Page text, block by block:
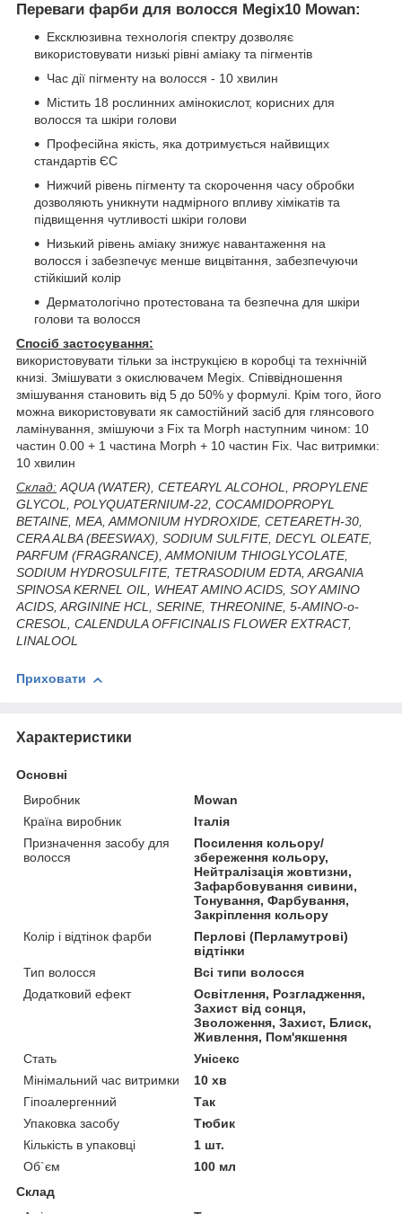
Переваги фарби для волосся Megix10 Mowan:
Ексклюзивна технологія спектру дозволяє
використовувати низькі рівні аміаку та пігментів
Час дії пігменту на волосся - 10 хвилин
Містить 18 рослинних амінокислот, корисних для
волосся та шкіри голови
Професійна якість, яка дотримується найвищих
стандартів ЄС
Нижчий рівень пігменту та скорочення часу обробки
дозволяють уникнути надмірного впливу хімікатів та
підвищення чутливості шкіри голови
Низький рівень аміаку знижує навантаження на
волосся і забезпечує менше вицвітання, забезпечуючи
стійкіший колір
Дерматологічно протестована та безпечна для шкіри
голови та волосся
Спосіб застосування:
використовувати тільки за інструкцією в коробці та технічній
книзі. Змішувати з окислювачем Megix. Співвідношення
змішування становить від 5 до 50% у формулі. Крім того, його
можна використовувати як самостійний засіб для глянсового
ламінування, змішуючи з Fix та Morph наступним чином: 10
частин 0.00 + 1 частина Morph + 10 частин Fix. Час витримки:
10 хвилин
Склад:AQUA (WATER), CETEARYL ALCOHOL, PROPYLENE
GLYCOL, POLYQUATERNIUM-22, COCAMIDOPROPYL
BETAINE, MEA, AMMONIUM HYDROXIDE, CETEARETH-30,
CERA ALBA (BEESWAX), SODIUM SULFITE, DECYL OLEATE,
PARFUM (FRAGRANCE), AMMONIUM THIOGLYCOLATE,
SODIUM HYDROSULFITE, TETRASODIUM EDTA, ARGANIA
SPINOSA KERNEL OIL, WHEAT AMINO ACIDS, SOY AMINO
ACIDS, ARGININE HCL, SERINE, THREONINE, 5-AMINO-o-
CRESOL, CALENDULA OFFICINALIS FLOWER EXTRACT,
LINALOOL
Приховати
Характеристики
Основні
Виробник
Mowan
Країна виробник
Італія
Призначення засобу для
волосся
Посилення кольору/
збереження кольору,
Нейтралізація жовтизни,
Зафарбовування сивини,
Тонування, Фарбування,
Закріплення кольору
Колір і відтінок фарби
Перлові (Перламутрові)
відтінки
Тип волосся
Всі типи волосся
Додатковий ефект
Освітлення, Розгладження,
Захист від сонця,
Зволоження, Захист, Блиск,
Живлення, Пом'якшення
Стать
Унісекс
Мінімальний час витримки
10 хв
Гіпоалергенний
Так
Упаковка засобу
Тюбик
Кількість в упаковці
1 шт.
Об`єм
100 мл
Склад